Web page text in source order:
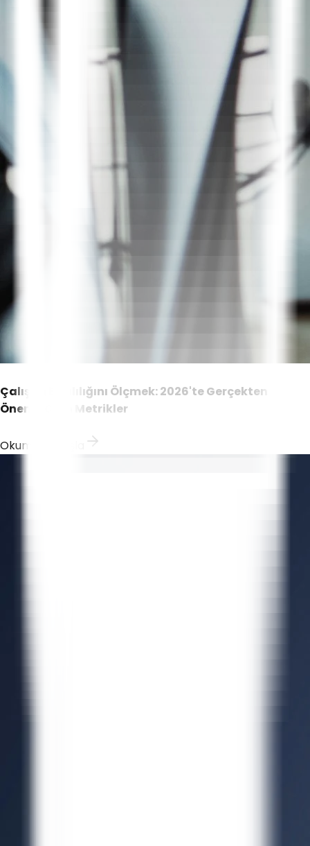
Çalışan Bağlılığını Ölçmek: 2026'te Gerçekten
Önemli Olan Metrikler
Okumaya Başla